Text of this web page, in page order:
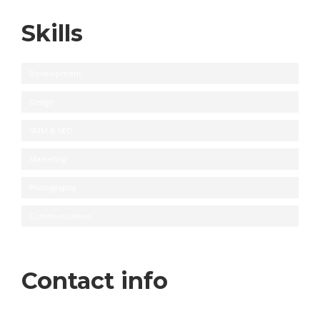
Skills
Contact info